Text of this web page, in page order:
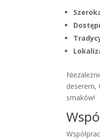
deserem,
smaków!